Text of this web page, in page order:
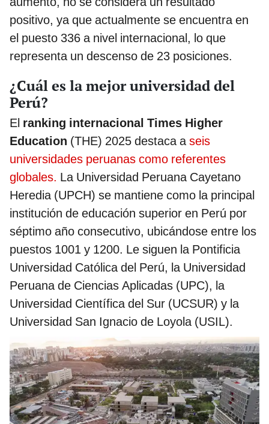
positivo, ya que actualmente se encuentra en
el puesto 336 a nivel internacional, lo que
representa un descenso de 23 posiciones.
¿Cuál es la mejor universidad del
Perú?
El ranking internacional Times Higher
Education (THE) 2025 destaca aseis
universidades peruanas como referentes
globales. La Universidad Peruana Cayetano
Heredia (UPCH) se mantiene como la principal
institución de educación superior en Perú por
séptimo año consecutivo, ubicándose entre los
puestos 1001 y 1200. Le siguen la Pontificia
Universidad Católica del Perú, la Universidad
Peruana de Ciencias Aplicadas (UPC), la
Universidad Científica del Sur (UCSUR) y la
Universidad San Ignacio de Loyola (USIL).